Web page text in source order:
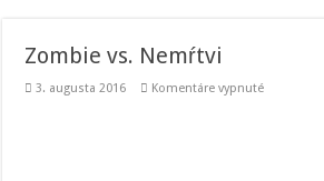
Zombie vs. Nemŕtvi
3. augusta 2016 Komentáre vypnuténa